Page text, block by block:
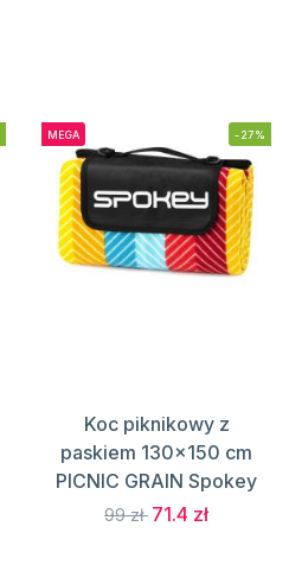
MEGA -27%
Koc piknikowy z
paskiem 130x150 cm
PICNIC GRAIN Spokey
99 zł 71.4 zł